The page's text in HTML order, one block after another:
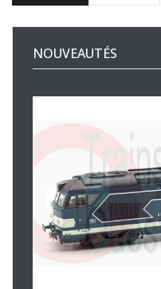
NOUVEAUTÉS